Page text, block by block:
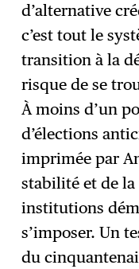
d’alternative
c’est tout le
transition à la
risque de se
À moins d’un
d’élections
imprimée par
stabilité et de la
institutions
s’imposer. Un
du